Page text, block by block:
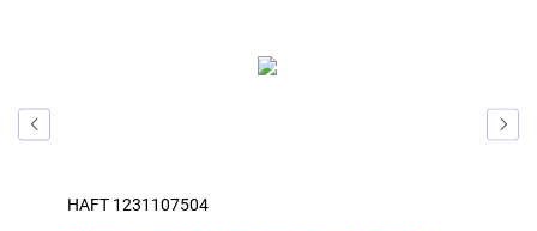
HAFT 1231107504